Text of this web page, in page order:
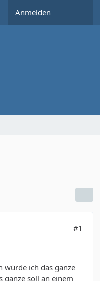
Anmelden
#1
würde ich das ganze
ganze soll an einem